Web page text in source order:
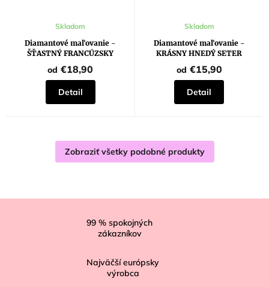
Diamantové maľovanie -
ŠŤASTNÝ FRANCÚZSKY
BULDOČEK
Skladom
od €18,90
Detail
Diamantové maľovanie -
KRÁSNY HNEDÝ SETER
Skladom
od €15,90
Detail
Zobraziť všetky podobné produkty
99 % spokojných
zákazníkov
Najväčší európsky
výrobca